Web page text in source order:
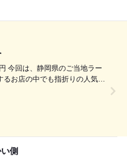
るお店の中でも指折りの人気店
関する仕事をする人のために
側